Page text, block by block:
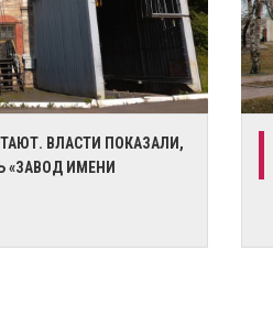
ВЛАСТИ ПОКАЗАЛИ,
«ЗАВОД ИМЕНИ